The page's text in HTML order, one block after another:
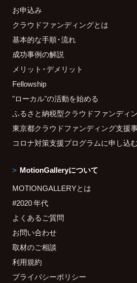
お申込み
クラウドファンディングとは
基本的な手順・流れ
成功事例の解説
メリット・デメリット
Fellowship
"ローカル"の活動を始める
ふるさと納税型クラウドファンディ
東京都クラウドファンディング支援
コロナ対策支援プログラムに申し込む
MotionGalleryについて
MOTIONGALLERYとは
#2020 年代
よくあるご質問
お問い合わせ
取材のご相談
利用規約
プライバシーポリシー